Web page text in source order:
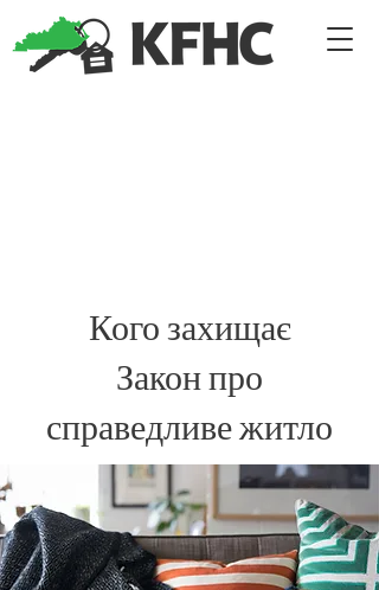
Кого захищає
Закон про
справедливе житло